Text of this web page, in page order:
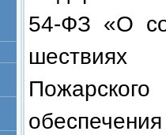
54-ФЗ «О
шествиях